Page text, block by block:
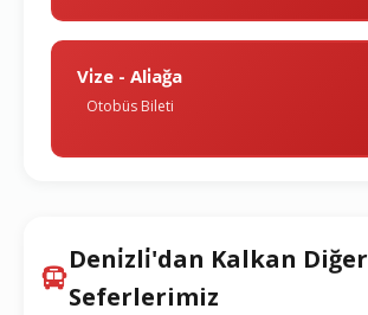
Vi̇ze - Ali̇ağa
Otobüs Bileti
Deni̇zli̇'dan Kalkan Diğer
Seferlerimiz